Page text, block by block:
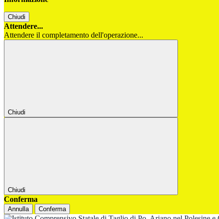
Chiudi
Attendere...
Attendere il completamento dell'operazione...
Chiudi
Chiudi
Conferma
Annulla Conferma